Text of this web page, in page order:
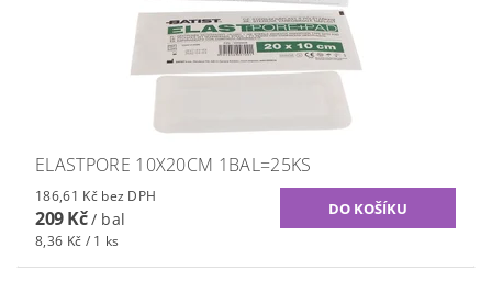
ELASTPORE 10X20CM 1BAL=25KS
186,61 Kč bez DPH
209 Kč/ bal
8,36 Kč / 1 ks